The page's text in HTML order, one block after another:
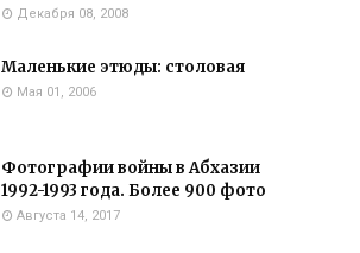
Декабря 08, 2008
Маленькие этюды: столовая
Мая 01, 2006
Фотографии войны в Абхазии
1992-1993 года. Более 900 фото
Августа 14, 2017